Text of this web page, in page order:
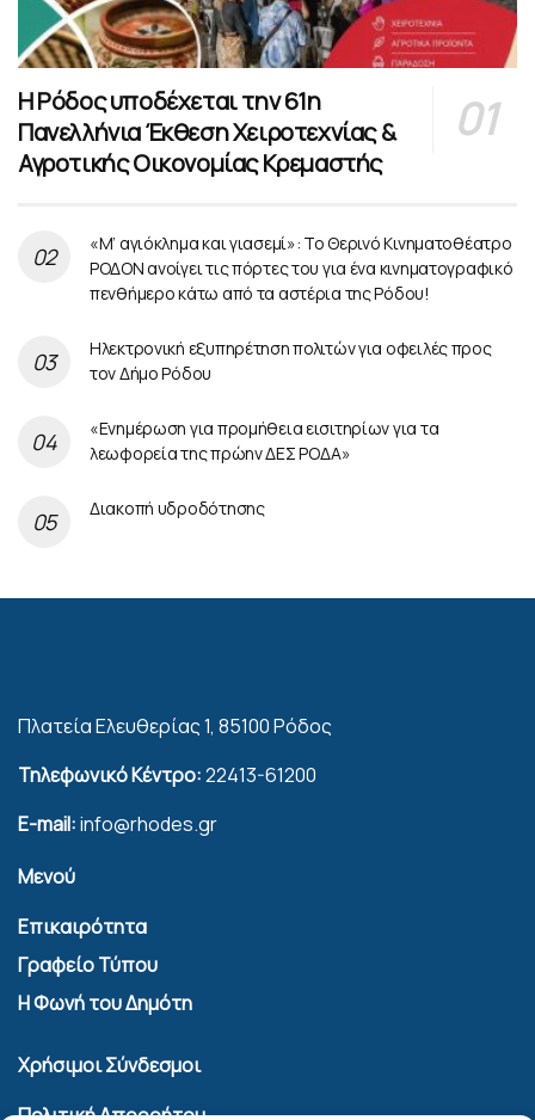
Η Ρόδος υποδέχεται την 61η
Πανελλήνια Έκθεση Χειροτεχνίας &
Αγροτικής Οικονομίας Κρεμαστής
«Μ’ αγιόκλημα και γιασεμί»: Το Θερινό Κινηματοθέατρο
ΡΟΔΟΝ ανοίγει τις πόρτες του για ένα κινηματογραφικό
πενθήμερο κάτω από τα αστέρια της Ρόδου!
Ηλεκτρονική εξυπηρέτηση πολιτών για οφειλές προς
τον Δήμο Ρόδου
«Ενημέρωση για προμήθεια εισιτηρίων για τα
λεωφορεία της πρώην ΔΕΣ ΡΟΔΑ»
Διακοπή υδροδότησης
Πλατεία Ελευθερίας 1, 85100 Ρόδος
Τηλεφωνικό Κέντρο:22413-61200
E-mail:info@rhodes.gr
Μενού
Επικαιρότητα
Γραφείο Τύπου
Η Φωνή του Δημότη
Χρήσιμοι Σύνδεσμοι